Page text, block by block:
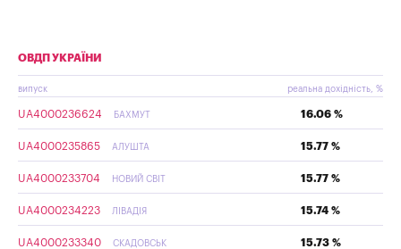
ОВДП УКРАЇНИ
випуск реальна дохідність, %
UA4000236624 БАХМУТ 16.06 %
UA4000235865 АЛУШТА 15.77 %
UA4000233704 НОВИЙ СВІТ 15.77 %
UA4000234223 ЛІВАДІЯ 15.74 %
UA4000233340 СКАДОВСЬК 15.73 %